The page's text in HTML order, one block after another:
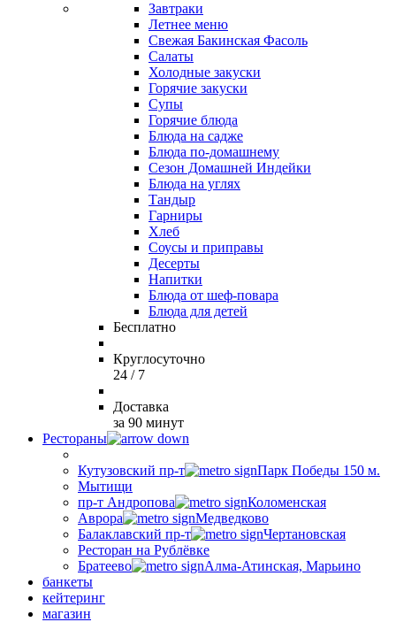
Завтраки
Летнее меню
Свежая Бакинская Фасоль
Салаты
Холодные закуски
Горячие закуски
Супы
Горячие блюда
Блюда на садже
Блюда по-домашнему
Сезон Домашней Индейки
Блюда на углях
Тандыр
Гарниры
Хлеб
Соусы и приправы
Десерты
Напитки
Блюда от шеф-повара
Блюда для детей
Бесплатно
Круглосуточно
24 / 7
Доставка
за 90 минут
Рестораны
Кутузовский пр-т
Парк Победы 150 м.
Мытищи
пр-т Андропова
Коломенская
Аврора
Медведково
Балаклавский пр-т
Чертановская
Ресторан на Рублёвке
Братеево
Алма-Атинская, Марьино
банкеты
кейтеринг
магазин